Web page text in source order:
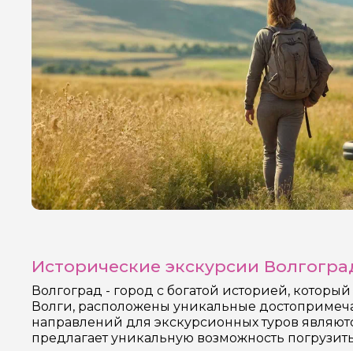
Исторические экскурсии
Волгоград - город с богатой историей,
Волги, расположены уникальные
направлений для экскурсионных туров
предлагает уникальную возможность